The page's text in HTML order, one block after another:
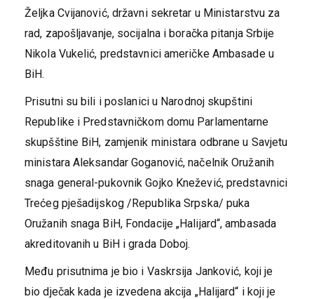
Željka Cvijanović, državni sekretar u Ministarstvu za
rad, zapošljavanje, socijalna i boračka pitanja Srbije
Nikola Vukelić, predstavnici američke Ambasade u
BiH.
Prisutni su bili i poslanici u Narodnoj skupštini
Republike i Predstavničkom domu Parlamentarne
skupšštine BiH, zamjenik ministara odbrane u Savjetu
ministara Aleksandar Goganović, načelnik Oružanih
snaga general-pukovnik Gojko Knežević, predstavnici
Trećeg pješadijskog /Republika Srpska/ puka
Oružanih snaga BiH, Fondacije „Halijard“, ambasada
akreditovanih u BiH i grada Doboj.
Među prisutnima je bio i Vaskrsija Јanković, koji je
bio dječak kada je izvedena akcija „Halijard“ i koji je